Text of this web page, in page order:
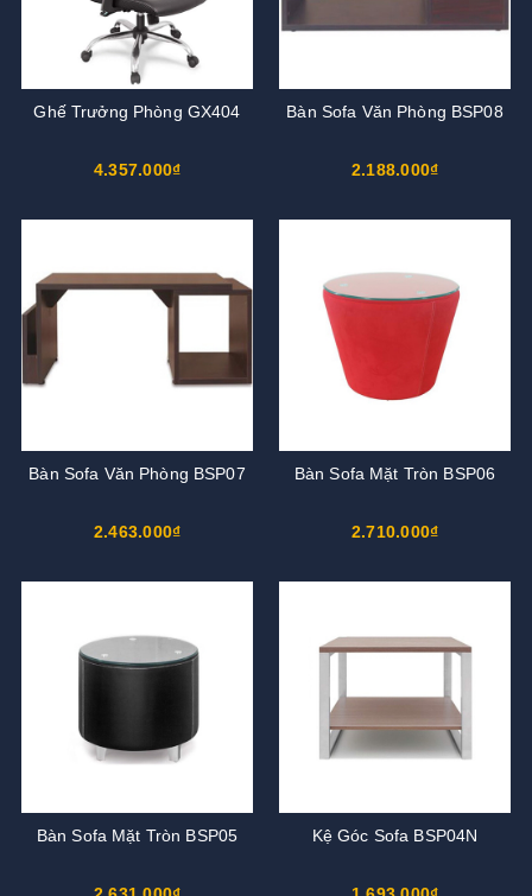
Ghế Trưởng Phòng GX404
4.357.000₫
Bàn Sofa Văn Phòng BSP08
2.188.000₫
Bàn Sofa Văn Phòng BSP07
2.463.000₫
Bàn Sofa Mặt Tròn BSP06
2.710.000₫
Bàn Sofa Mặt Tròn BSP05 Kệ Góc Sofa BSP04N